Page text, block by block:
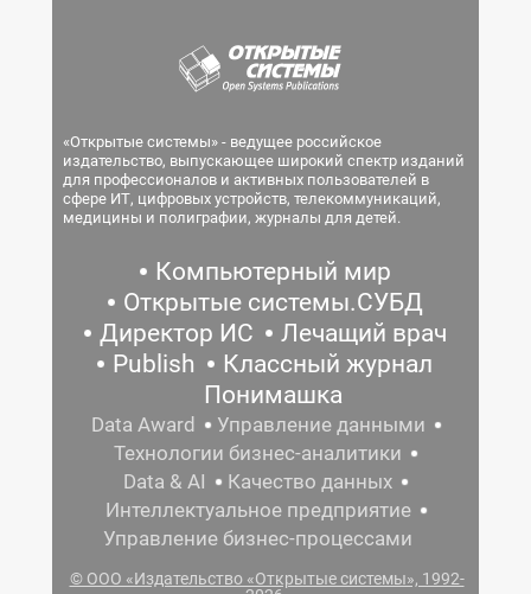
«Открытые системы» - ведущее российское
издательство, выпускающее широкий спектр изданий
для профессионалов и активных пользователей в
сфере ИТ, цифровых устройств, телекоммуникаций,
медицины и полиграфии, журналы для детей.
Компьютерный мир
Открытые системы.СУБД
Директор ИС
Лечащий врач
Publish
Классный журнал
Понимашка
Data Award
Управление данными
Технологии бизнес-аналитики
Data & AI
Качество данных
Интеллектуальное предприятие
Управление бизнес-процессами
© ООО «Издательство «Открытые системы», 1992-